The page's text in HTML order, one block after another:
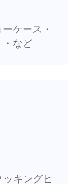
ケース・
・など
キングヒ